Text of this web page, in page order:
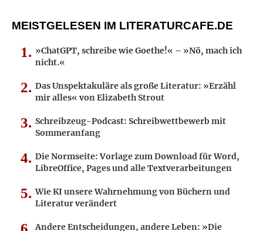
MEISTGELESEN IM LITERATURCAFE.DE
»ChatGPT, schreibe wie Goethe!« – »Nö, mach ich
nicht.«
Das Unspektakuläre als große Literatur: »Erzähl
mir alles« von Elizabeth Strout
Schreibzeug-Podcast: Schreibwettbewerb mit
Sommeranfang
Die Normseite: Vorlage zum Download für Word,
LibreOffice, Pages und alle Textverarbeitungen
Wie KI unsere Wahrnehmung von Büchern und
Literatur verändert
Andere Entscheidungen, andere Leben: »Die